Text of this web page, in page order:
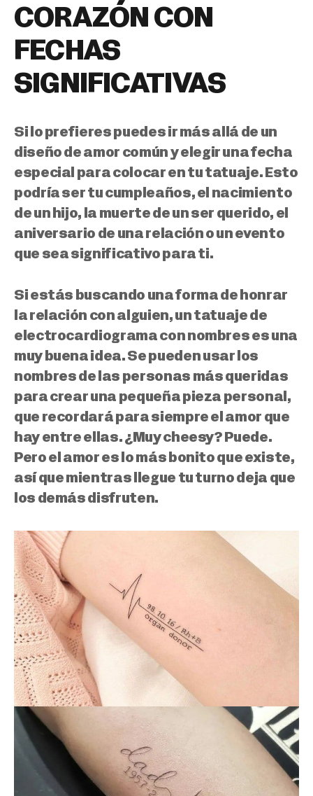
CORAZÓN CON
FECHAS
SIGNIFICATIVAS
Si lo prefieres puedes ir más allá de un
diseño de amor común yelegir una fecha
especial para colocar en tu tatuaje. Esto
podría ser tu cumpleaños, el nacimiento
de un hijo, la muerte de un ser querido, el
aniversario de una relación o un evento
que sea significativo para ti.
Si estás buscando una forma de honrar
la relación con alguien, un tatuaje de
electrocardiograma con nombres es una
muy buena idea. Se pueden usar los
nombres de las personas más queridas
para crear una pequeña pieza personal ,
que recordará para siempre el amor que
hay entre ellas. ¿Muy cheesy? Puede.
Pero el amor es lo más bonito que existe,
así que mientras llegue tu turno deja que
los demás disfruten.